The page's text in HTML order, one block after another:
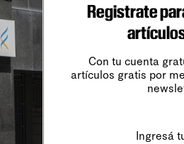
Registrate
Con tu cuenta
artículos gratis por
Ingresá